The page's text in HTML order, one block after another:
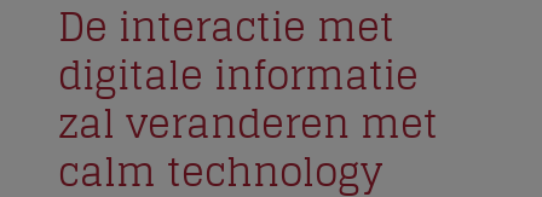
De interactie met
digitale informatie
zal veranderen met
calm technology